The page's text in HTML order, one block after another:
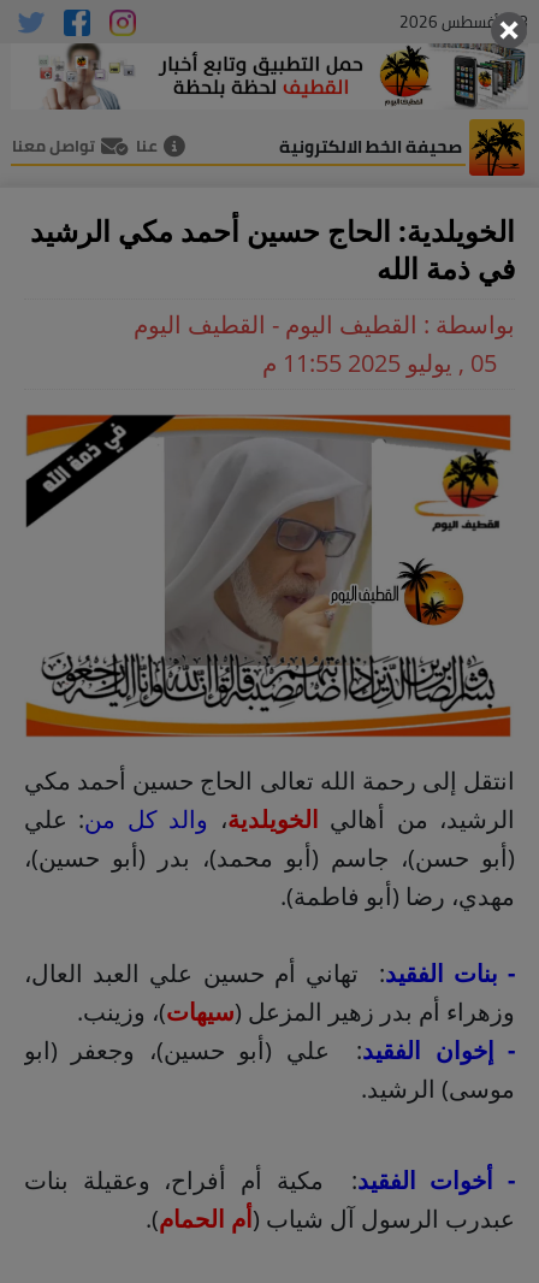
08 , أغسطس 2026
صحيفة الخط الالكترونية عنا تواصل معنا
الخويلدية: الحاج حسين أحمد مكي الرشيد
في ذمة الله
بواسطة : القطيف اليوم - القطيف اليوم
05 , يوليو 2025 11:55 م
انتقل إلى رحمة الله تعالى الحاج حسين أحمد مكي
الرشيد، من أهالي الخويلدية، والد كل من: علي
(أبو حسن)، جاسم (أبو محمد)، بدر (أبو حسين)،
مهدي، رضا (أبو فاطمة).
- بنات الفقيد: تهاني أم حسين علي العبد العال،
وزهراء أم بدر زهير المزعل (سيهات)، وزينب.
- إخوان الفقيد: علي (أبو حسين)، وجعفر (ابو
موسى) الرشيد.
- أخوات الفقيد: مكية أم أفراح، وعقيلة بنات
عبدرب الرسول آل شياب (أم الحمام).